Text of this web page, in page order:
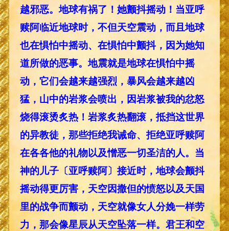
越邪恶。地球有祸了！她颤抖摇动！当亚呼
赎阿临近地球时，不但天空震动，而且地球
也在惧怕中摇动、在惧怕中颤抖，因为她知
道所做的恶事。地震就是地球在惧怕中摇
动，它们会越来越强烈，暴风会越来越凶
猛，山中的岩浆会喷出，因岩浆被我的忿怒
烧得滚烫炙热！岩浆炙热翻滚，抵挡这世界
的异教徒，那些拒绝我诫命、拒绝亚呼赎阿
在各各他的礼物以及憎恶一切圣洁的人。当
神的儿子〔亚呼赎阿〕接近时，地球会颤抖
摇动得更厉害，天空因撒但的愤怒以及天国
里的战争而颤动，天空就像女人分娩一样劳
力，那会像星辰从天空坠落一样。君王和空